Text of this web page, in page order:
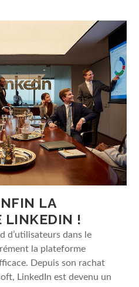
LA
LINKEDIN !
d’utilisateurs dans le
la plateforme
Depuis son rachat
LinkedIn est devenu un